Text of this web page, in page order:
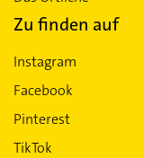
Zu finden auf
Instagram
Facebook
Pinterest
TikTok